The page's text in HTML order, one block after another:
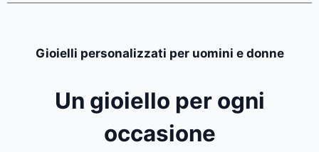
Gioielli personalizzati per uomini e donne
Un gioiello per ogni
occasione